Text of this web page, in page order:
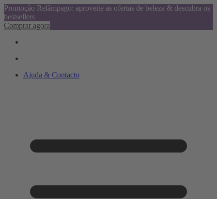
Promoção Relâmpago: aproveite as ofertas de beleza & descubra os
bestsellers
Comprar agora
Ajuda & Contacto